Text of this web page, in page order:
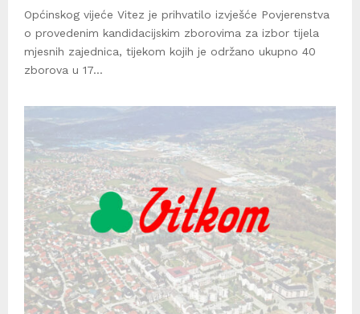
Općinskog vijeće Vitez je prihvatilo izvješće Povjerenstva
o provedenim kandidacijskim zborovima za izbor tijela
mjesnih zajednica, tijekom kojih je održano ukupno 40
zborova u 17...